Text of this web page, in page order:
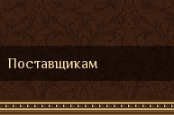
Поставщикам